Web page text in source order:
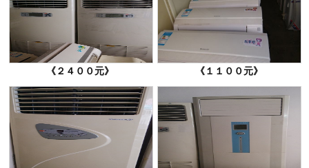
《２４００元》 《１１００元》